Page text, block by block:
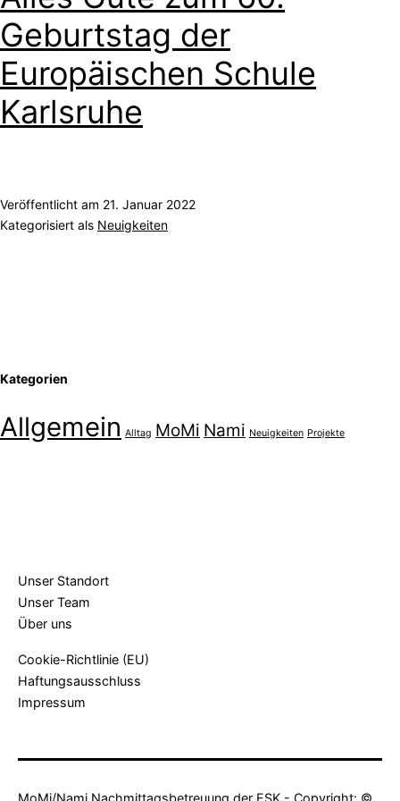
Geburtstag der
Europäischen Schule
Karlsruhe
Veröffentlicht am 21. Januar 2022
Kategorisiert als Neuigkeiten
Kategorien
Allgemein Alltag MoMi Nami Neuigkeiten Projekte
Unser Standort
Unser Team
Über uns
Cookie-Richtlinie (EU)
Haftungsausschluss
Impressum
MoMi/Nami Nachmittagsbetreuung der ESK - Copyright: ©